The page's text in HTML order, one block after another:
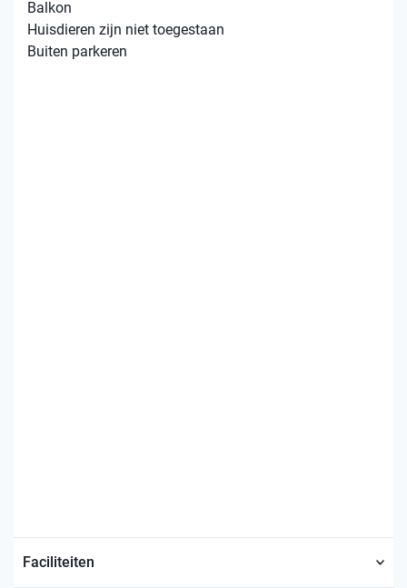
Balkon
Huisdieren zijn niet toegestaan
Buiten parkeren
Faciliteiten